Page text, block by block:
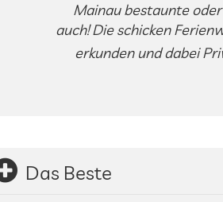
Mainau bestaunte
auch! Die schicken
erkunden und dabei
Das Beste